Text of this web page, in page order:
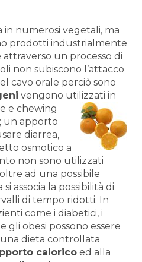
numerosi vegetali, ma
prodotti industrialmente
attraverso un processo di
non subiscono l’attacco
cavo orale perciò sono
vengono util izzati in
e chewing
un apporto
diarrea,
osmotico a
non sono utilizzati
ad una possibile
associa la possibilità di
di tempo ridotti. In
come i diabetici, i
gli obesi possono essere
dieta controllata
calorico ed alla